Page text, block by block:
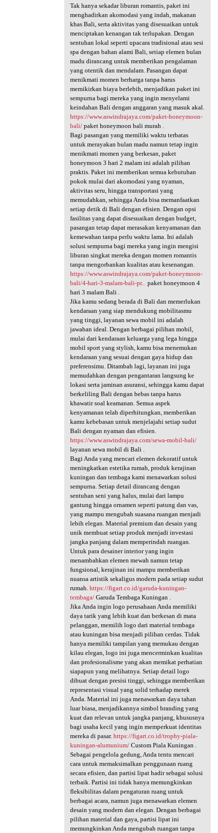
Tak hanya sekadar liburan romantis, paket ini
menghadirkan akomodasi yang indah, makanan
khas Bali, serta aktivitas yang disesuaikan untuk
menciptakan kenangan tak terlupakan. Dengan
sentuhan lokal seperti upacara tradisional atau sesi
spa dengan bahan alami Bali, setiap elemen bulan
madu dirancang untuk memberikan pengalaman
yang otentik dan mendalam. Pasangan dapat
menikmati momen berharga tanpa harus
memikirkan biaya berlebih, menjadikan paket ini
sempurna bagi mereka yang ingin menyelami
keindahan Bali dengan anggaran yang masuk akal.
https://www.aswindrajaya.com/paket-honeymoon-
bali/paket honeymoon bali murah .
Bagi pasangan yang memiliki waktu terbatas
untuk merayakan bulan madu namun tetap ingin
menikmati momen yang berkesan, paket
honeymoon 3 hari 2 malam ini adalah pilihan
praktis. Paket ini memberikan semua kebutuhan
pokok mulai dari akomodasi yang nyaman,
aktivitas seru, hingga transportasi yang
memudahkan, sehingga Anda bisa memanfaatkan
setiap detik di Bali dengan efisien. Dengan opsi
fasilitas yang dapat disesuaikan dengan budget,
pasangan tetap dapat merasakan kenyamanan dan
kemewahan tanpa perlu waktu lama. Ini adalah
solusi sempurna bagi mereka yang ingin mengisi
liburan singkat mereka dengan momen romantis
tanpa mengorbankan kualitas atau kesenangan.
https://www.aswindrajaya.com/paket-honeymoon-
bali/4-hari-3-malam-bali-pr...paket honeymoon 4
hari 3 malam Bali .
Jika kamu sedang berada di Bali dan memerlukan
kendaraan yang siap mendukung mobilitasmu
yang tinggi, layanan sewa mobil ini adalah
jawaban ideal. Dengan berbagai pilihan mobil,
mulai dari kendaraan keluarga yang lega hingga
mobil sport yang stylish, kamu bisa menemukan
kendaraan yang sesuai dengan gaya hidup dan
preferensimu. Ditambah lagi, layanan ini juga
memudahkan dengan pengantaran langsung ke
lokasi serta jaminan asuransi, sehingga kamu dapat
berkeliling Bali dengan bebas tanpa harus
khawatir soal keamanan. Semua aspek
kenyamanan telah diperhitungkan, memberikan
kamu kebebasan untuk menjelajahi setiap sudut
Bali dengan nyaman dan efisien.
https://www.aswindrajaya.com/sewa-mobil-bali/
layanan sewa mobil di Bali .
Bagi Anda yang mencari elemen dekoratif untuk
meningkatkan estetika rumah, produk kerajinan
kuningan dan tembaga kami menawarkan solusi
sempurna. Setiap detail dirancang dengan
sentuhan seni yang halus, mulai dari lampu
gantung hingga ornamen seperti patung dan vas,
yang mampu mengubah suasana ruangan menjadi
lebih elegan. Material premium dan desain yang
unik membuat setiap produk menjadi investasi
jangka panjang dalam memperindah ruangan.
Untuk para desainer interior yang ingin
menambahkan elemen mewah namun tetap
fungsional, kerajinan ini mampu memberikan
nuansa artistik sekaligus modern pada setiap sudut
rumah. https://figart.co.id/garuda-kuningan-
tembaga/Garuda Tembaga Kuningan .
Jika Anda ingin logo perusahaan Anda memiliki
daya tarik yang lebih kuat dan berkesan di mata
pelanggan, memilih logo dari material tembaga
atau kuningan bisa menjadi pilihan cerdas. Tidak
hanya memiliki tampilan yang memukau dengan
kilau elegan, logo ini juga mencerminkan kualitas
dan profesionalisme yang akan memikat perhatian
siapapun yang melihatnya. Setiap detail logo
dibuat dengan presisi tinggi, sehingga memberikan
representasi visual yang solid terhadap merek
Anda. Material ini juga menawarkan daya tahan
luar biasa, menjadikannya simbol branding yang
kuat dan relevan untuk jangka panjang, khususnya
bagi usaha kecil yang ingin memperkuat identitas
mereka di pasar. https://figart.co.id/trophy-piala-
kuningan-alumunium/Custom Piala Kuningan .
Sebagai pengelola gedung, Anda tentu mencari
cara untuk memaksimalkan penggunaan ruang
secara efisien, dan partisi lipat hadir sebagai solusi
terbaik. Partisi ini tidak hanya memungkinkan
fleksibilitas dalam pengaturan ruang untuk
berbagai acara, namun juga menawarkan elemen
desain yang modern dan elegan. Dengan berbagai
pilihan material dan gaya, partisi lipat ini
memungkinkan Anda mengubah ruangan tanpa